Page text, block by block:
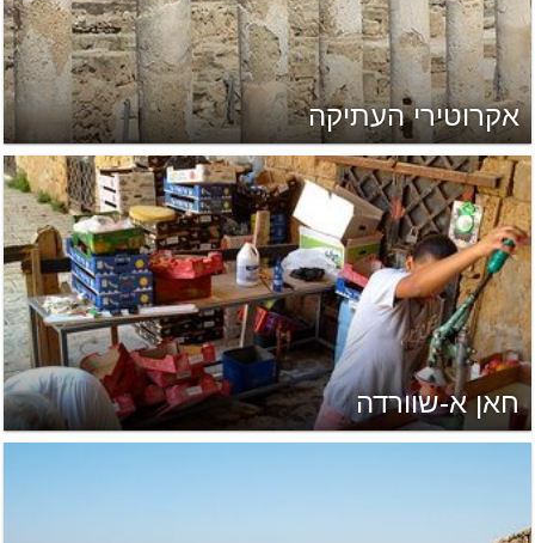
אקרוטירי העתיקה
חאן א-שוורדה